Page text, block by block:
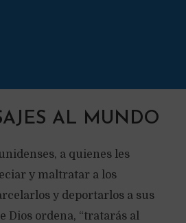
AL MUNDO
a quienes les
y maltratar a los
y deportarlos a sus
Dios ordena, “tratarás al